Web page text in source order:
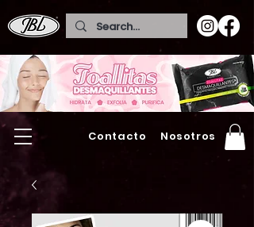
Contacto Nosotros